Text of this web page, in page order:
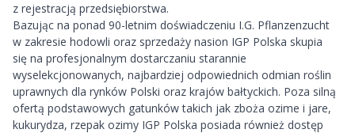
z rejestracją przedsiębiorstwa.
Bazując na ponad 90-letnim doświadczeniu I.G. Pflanzenzucht
w zakresie hodowli oraz sprzedaży nasion IGP Polska skupia
się na profesjonalnym dostarczaniu starannie
wyselekcjonowanych, najbardziej odpowiednich odmian roślin
uprawnych dla rynków Polski oraz krajów bałtyckich. Poza silną
ofertą podstawowych gatunków takich jak zboża ozime i jare,
kukurydza, rzepak ozimy IGP Polska posiada również dostęp